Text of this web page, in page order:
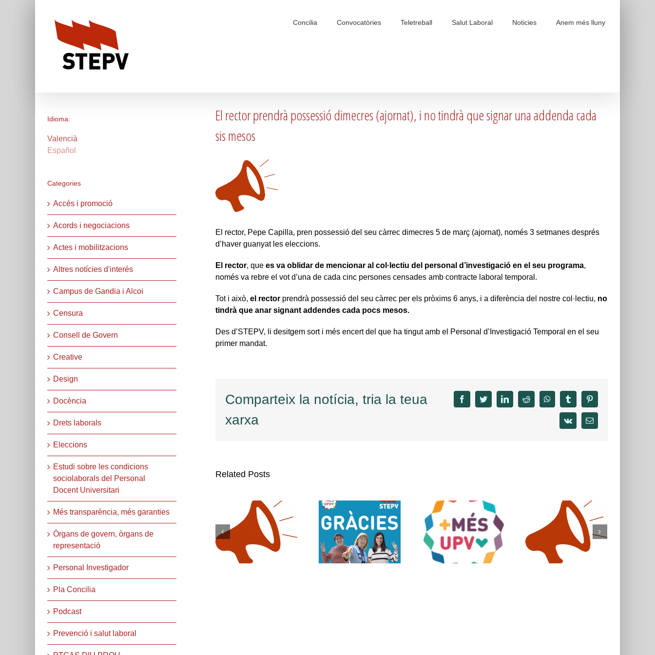
Concilia Convocatòries Teletreball Salut Laboral Noticies Anem més lluny
El rector prendrà possessió dimecres (ajornat), i no tindrà que signar una addenda cada
sis mesos
El rector, Pepe Capilla, pren possessió del seu càrrec dimecres 5 de març (ajornat), només 3 setmanes després
d’haver guanyat les eleccions.
El rector, que es va oblidar de mencionar al col·lectiu del personal d’investigació en el seu programa,
només va rebre el vot d’una de cada cinc persones censades amb contracte laboral temporal.
Tot i això, el rectorprendrà possessió del seu càrrec per els pròxims 6 anys, i a diferència del nostre col·lectiu, no
tindrà que anar signant addendes cada pocs mesos.
Des d’STEPV, li desitgem sort i més encert del que ha tingut amb el Personal d’Investigació Temporal en el seu
primer mandat.
Comparteix la notícia, tria la teua
xarxa
facebooktwitter linkedinreddit whatsapptumblrpinterest
vk Email
Related Posts
Idioma:
Valencià
Español
Categories
Accés i promoció
Acords i negociacions
Actes i mobilitzacions
Altres notícies d'interés
Campus de Gandia i Alcoi
Censura
Consell de Govern
Creative
Design
Docència
Drets laborals
Eleccions
Estudi sobre les condicions
sociolaborals del Personal
Docent Universitari
Més transparència, més garanties
Òrgans de govern, òrgans de
representació
Personal Investigador
Pla Concilia
Podcast
Prevenció i salut laboral